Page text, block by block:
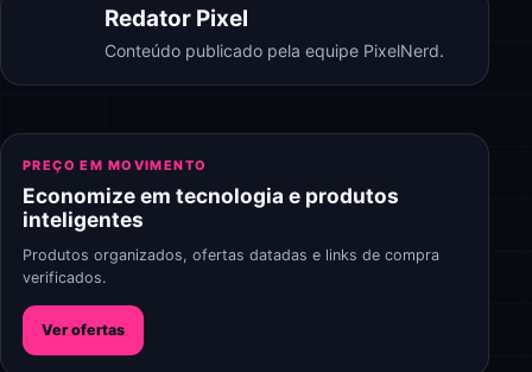
Redator Pixel
Conteúdo publicado pela equipe PixelNerd.
PREÇO EM MOVIMENTO
Economize em tecnologia e produtos
inteligentes
Produtos organizados, ofertas datadas e links de compra
verificados.
Ver ofertas